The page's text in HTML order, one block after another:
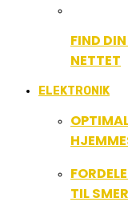
FIND
NETTET
ELEKTRONIK
TIL